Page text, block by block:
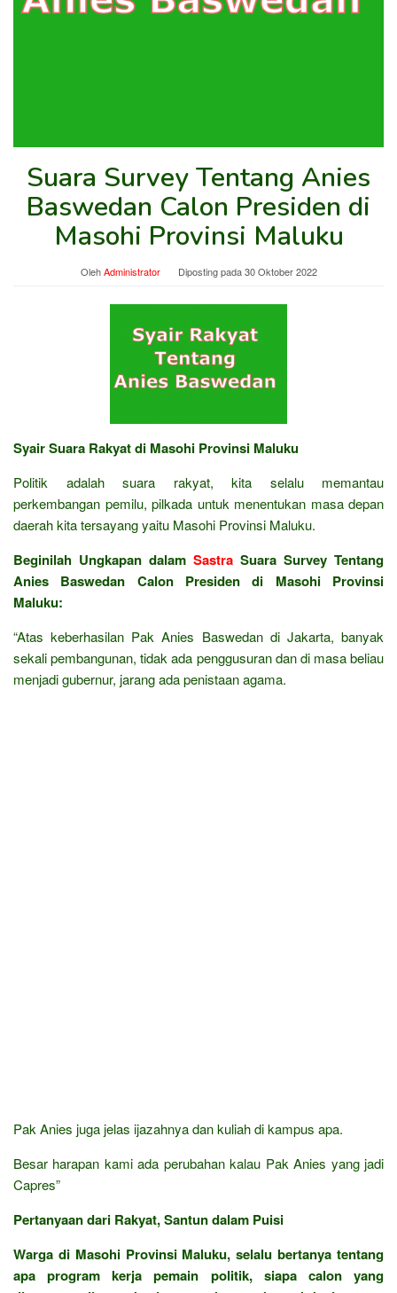
Suara Survey Tentang Anies
Baswedan Calon Presiden di
Masohi Provinsi Maluku
OlehAdministrator Diposting pada30 Oktober 2022
Syair Suara Rakyat di Masohi Provinsi Maluku
Politik adalah suara rakyat, kita selalu memantau
perkembangan pemilu, pilkada untuk menentukan masa depan
daerah kita tersayang yaitu Masohi Provinsi Maluku.
Beginilah Ungkapan dalam Sastra Suara Survey Tentang
Anies Baswedan Calon Presiden di Masohi Provinsi
Maluku:
“Atas keberhasilan Pak Anies Baswedan di Jakarta, banyak
sekali pembangunan, tidak ada penggusuran dan di masa beliau
menjadi gubernur, jarang ada penistaan agama.
Pak Anies juga jelas ijazahnya dan kuliah di kampus apa.
Besar harapan kami ada perubahan kalau Pak Anies yang jadi
Capres”
Pertanyaan dari Rakyat, Santun dalam Puisi
Warga di Masohi Provinsi Maluku, selalu bertanya tentang
apa program kerja pemain politik, siapa calon yang